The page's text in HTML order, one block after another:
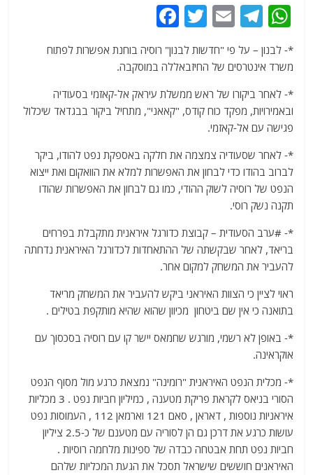
W
at
s
A
p
p
T
el
e
g
ra
m
E
ai
l
T
w
itt
er
c
e
b
o
k
*- לבנון – על פי "חדשות לבנון" רוסיה בוחנת אפשרות לפתוח
משרד אינטרסים של החיזבאללה במוסקבה.
*- לאחר ביקורו של ראש ממשלת עיראק אל-קאזמי בסעודיה
ובאמירויות, מפקד כוח קודס, "קאאני", מתחיל ביקור בבגדאד שיכלול
פגישה עם אל-קאזמי.
*- לאחר שסעודיה צמצמה את חלקה באספקת נפט להודו, ביקר
לברוב בהודו כדי לבחון את האפשרות למלא את הוואקום ואת ייצוא
הנפט של רוסיה לשוק ההודי, כמו גם לבחון את האפשרות שהודו
תקנה נשק רוסי.
*- #ערב הסעודית – קבוצת כדורגל איראנית מתקבלת בפרחים
בריאד, לאחר שבקשתה של ההתאחדות לכדורגל האיראנית נדחתה
להעביר את המשחק למקום אחר.
ראוי לציין כי הצוות האיראני ביקש להעביר את המשחק מריאד
בתואנה כי אין שם ביטחון מכיוון שהוא שהיא מותקפת בטילים .
*- באופן לא רשמי, מורגש שחמאס יישר קו עם רוסיה בסכסוך עם
אוקראינה.
*- מכלית הנפט האיראנית "רומינה" נמצאת כרגע מול מסוף הנפט
הסורי בניאס לקראת פריקת מטענה , כמיליון חביות נפט . 3 מכליות
איראניות נוספות , דאראן , סאם 121 וארמאן 112 , העמוסות נפט
עושות כרגע את דרכן גם הן לסוריה עם מטענם של כ-2.5 ציליון
חביות נפט תחת אבטחה כבדה של ספינות מלחמה רוסיות .
האיראנים חוששים שישראל תסכל את הגעת המכליות שלהם